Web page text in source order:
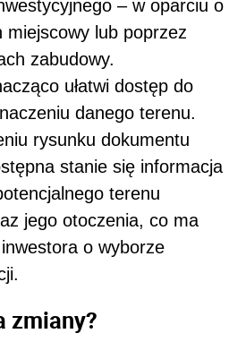
– w oparciu o
miejscowy lub poprzez
zabudowy.
ułatwi dostęp do
danego terenu.
rysunku dokumentu
stanie się informacja
terenu
jego otoczenia, co ma
o wyborze
zmiany?